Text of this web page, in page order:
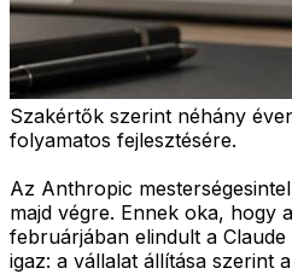
Szakértők szerint néhány
folyamatos fejlesztésére.
Az Anthropic
majd végre. Ennek oka, hogy
februárjában elindult a
igaz: a vállalat állítása szerint